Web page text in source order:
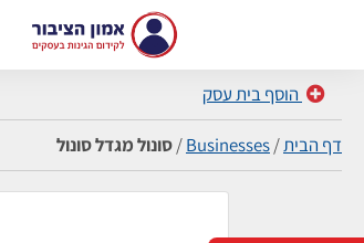
הוסף בית עסק
דף הבית/
Businesses
/סונול מגדל סונול